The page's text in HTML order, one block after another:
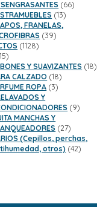
6666
1313
FRANELAS,
3939
11281128
115
productosY SUAVIZANTES 1818
CALZADO 1818
ROPA 33
Y
99
MANCHAS Y
2727
productos
(Cepillos, perchas,
otros) 4242